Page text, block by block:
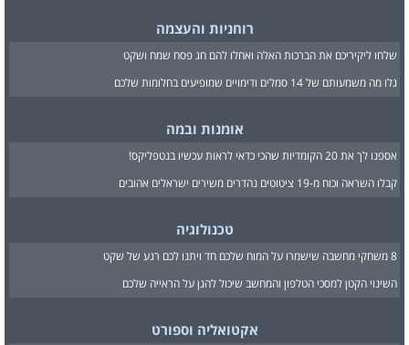
רוחניות והעצמה
שלחו ליקיריכם את הברכות האלה ואחלו להם חג פסח שמח ושקט
גלו מה משמעותם של 14 סמלים ודימויים שמופיעים בחלומות שלכם
אומנות ובמה
אספנו לך את 20 הקומדיות שהכי כדאי לראות עכשיו בנטפליקס!
קבלו השראה וכוח מ-19 ציטוטים נהדרים משירים ישראלים אהובים
טכנולוגיה
8 משחקי מחשבה שישמרו על המוח שלכם חד ויתנו לכם רגע של שקט
השינוי הקטן למסכי הטלפון והמחשב שיכול להגן על הראייה שלכם
אקטואליה וספורט